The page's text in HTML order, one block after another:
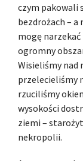
czym pakowali
bezdrożach – a
mogę
ogromny
Wisieliśmy nad
przelecieliśmy
rzuciliśmy
wysokości
ziemi –
nekropolii.